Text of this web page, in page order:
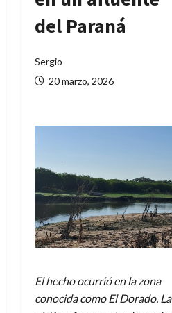
del Paraná
Sergio
20 marzo, 2026
El hecho ocurrió en la zona
conocida como El Dorado. La